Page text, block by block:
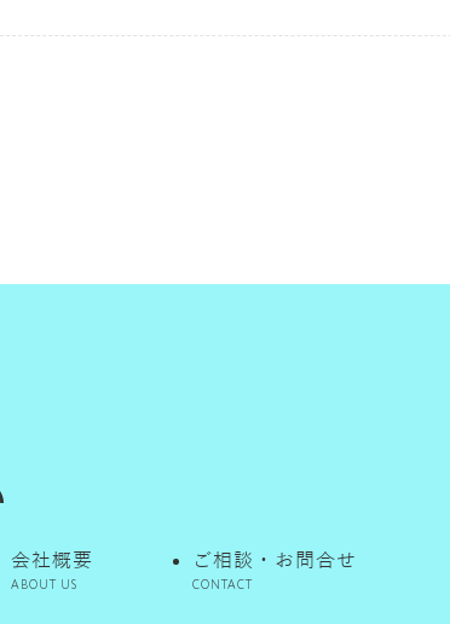
会社概要 ご相談・お問合せ